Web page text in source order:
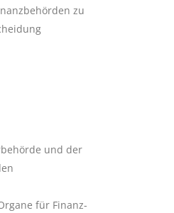
zu
und der
für Finanz-